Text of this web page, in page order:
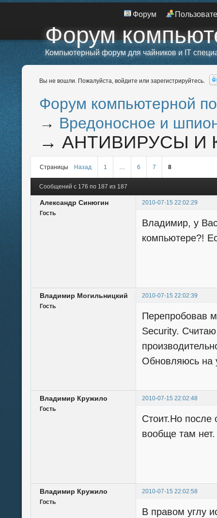
Форум
Форум
Компьютерный форум для чайников и IT
Вы не вошли. Пожалуйста, войдите или зарегистрируйтесь.
Форум компьютерной
→ Вредоносное и
→АНТИВИРУСЫ И
Страницы Назад 1 6 7 8
Сообщений с 176 по 187 из 187
Александр Синюгин
2010-07-15 22:02:29
Гость
Владимир, у
компьютере?!
Владимир Могильницкий
2010-07-15 22:02:39
Гость
Перепробовав
Security.
Обновляюсь на
Владимир Кружило
2010-07-15 22:02:48
Гость
Стоит.Но после
вообще там нет.
Владимир Кружило
2010-07-15 22:02:58
Гость
В правом углу